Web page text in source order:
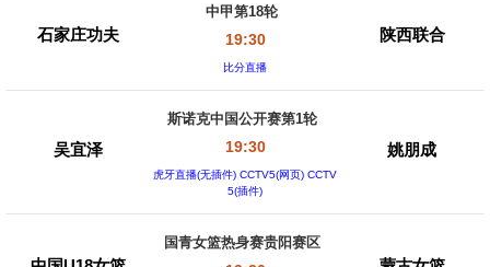
石家庄功夫
中甲第18轮
19:30
比分直播
陕西联合
吴宜泽
斯诺克中国公开赛第1轮
19:30
虎牙直播(无插件) CCTV5(网页) CCTV
5(插件)
姚朋成
国青女篮热身赛贵阳赛区